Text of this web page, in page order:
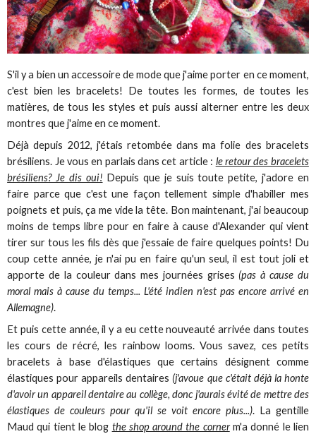
S'il y a bien un accessoire de mode que j'aime porter en ce moment,
c'est bien les bracelets! De toutes les formes, de toutes les
matières, de tous les styles et puis aussi alterner entre les deux
montres que j'aime en ce moment.
Déjà depuis 2012, j'étais retombée dans ma folie des bracelets
brésiliens. Je vous en parlais dans cet article : le retour des bracelets
brésiliens? Je dis oui! Depuis que je suis toute petite, j'adore en
faire parce que c'est une façon tellement simple d'habiller mes
poignets et puis, ça me vide la tête. Bon maintenant, j'ai beaucoup
moins de temps libre pour en faire à cause d'Alexander qui vient
tirer sur tous les fils dès que j'essaie de faire quelques points! Du
coup cette année, je n'ai pu en faire qu'un seul, il est tout joli et
apporte de la couleur dans mes journées grises (pas à cause du
moral mais à cause du temps... L'été indien n'est pas encore arrivé en
Allemagne).
Et puis cette année, il y a eu cette nouveauté arrivée dans toutes
les cours de récré, les rainbow looms. Vous savez, ces petits
bracelets à base d'élastiques que certains désignent comme
élastiques pour appareils dentaires (j'avoue que c'était déjà la honte
d'avoir un appareil dentaire au collège, donc j'aurais évité de mettre des
élastiques de couleurs pour qu'il se voit encore plus...). La gentille
Maud qui tient le blog the shop around the cornerm'a donné le lien